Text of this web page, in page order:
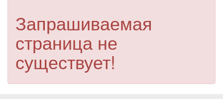
Работа Транспорт
Запрашиваемая
страница не
существует!